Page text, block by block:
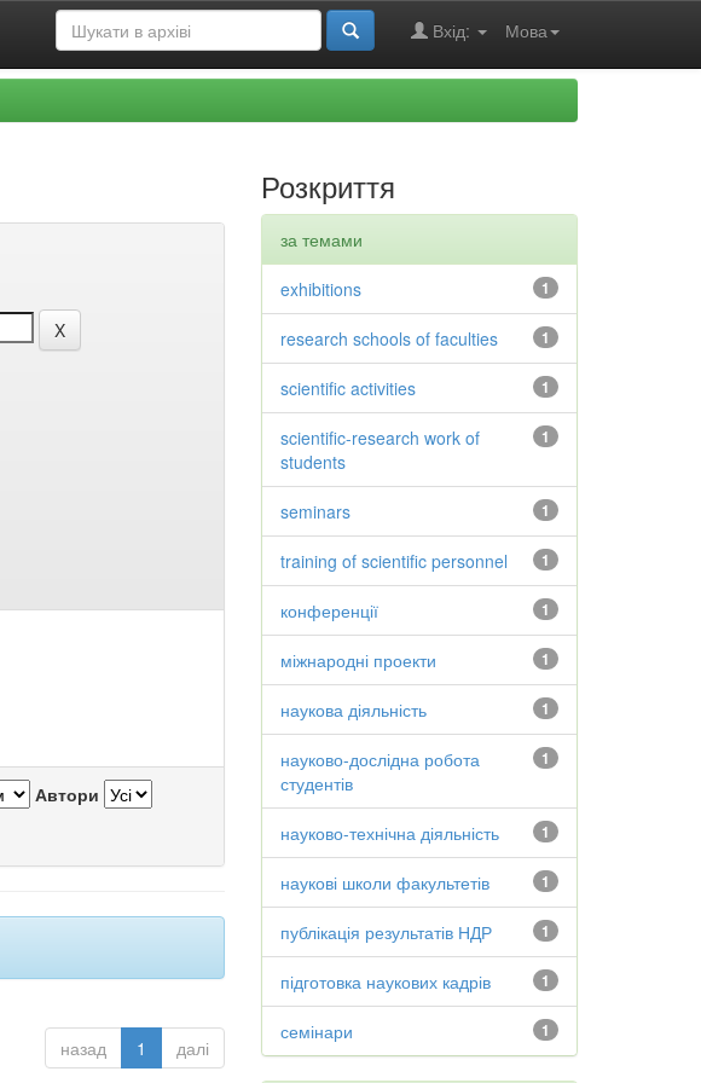
Мова
Вхід:
Автори
назад 1 далі
Розкриття
за темами
1
exhibitions
1
research schools of faculties
1
scientific activities
1
scientific-research work of
students
1
seminars
1
training of scientific personnel
1
конференції
1
міжнародні проекти
1
наукова діяльність
1
науково-дослідна робота
студентів
1
науково-технічна діяльність
1
наукові школи факультетів
1
публікація результатів НДР
1
підготовка наукових кадрів
1
семінари